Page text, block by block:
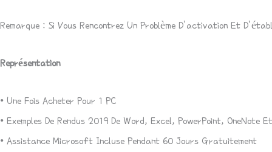
Remarque : Si Vous Rencontrez Un Problème D’activation Et
Représentation
• Une Fois Acheter Pour 1 PC
• Exemples De Rendus 2019 De Word, Excel, PowerPoint, OneNote
• Assistance Microsoft Incluse Pendant 60 Jours Gratuitement